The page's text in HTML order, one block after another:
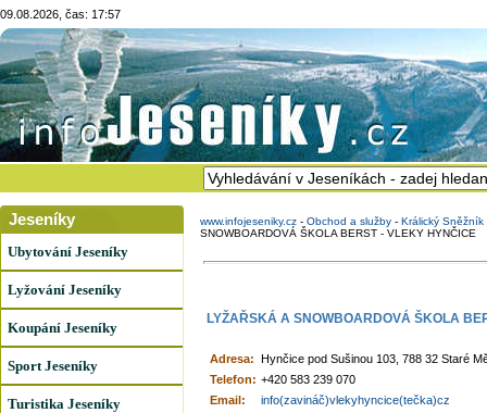
09.08.2026, čas: 17:57
Jeseníky
Ubytování Jeseníky
Lyžování Jeseníky
Koupání Jeseníky
Sport Jeseníky
Turistika Jeseníky
www.infojeseniky.cz - Obchod a služby - Králický Sněžník
SNOWBOARDOVÁ ŠKOLA BERST - VLEKY HYNČICE
LYŽAŘSKÁ A SNOWBOARDOVÁ ŠKOLA
Adresa: Hynčice pod Sušinou 103, 788 32 Staré
Telefon: +420 583 239 070
Email:
info(zavináč)vlekyhyncice(tečka)cz